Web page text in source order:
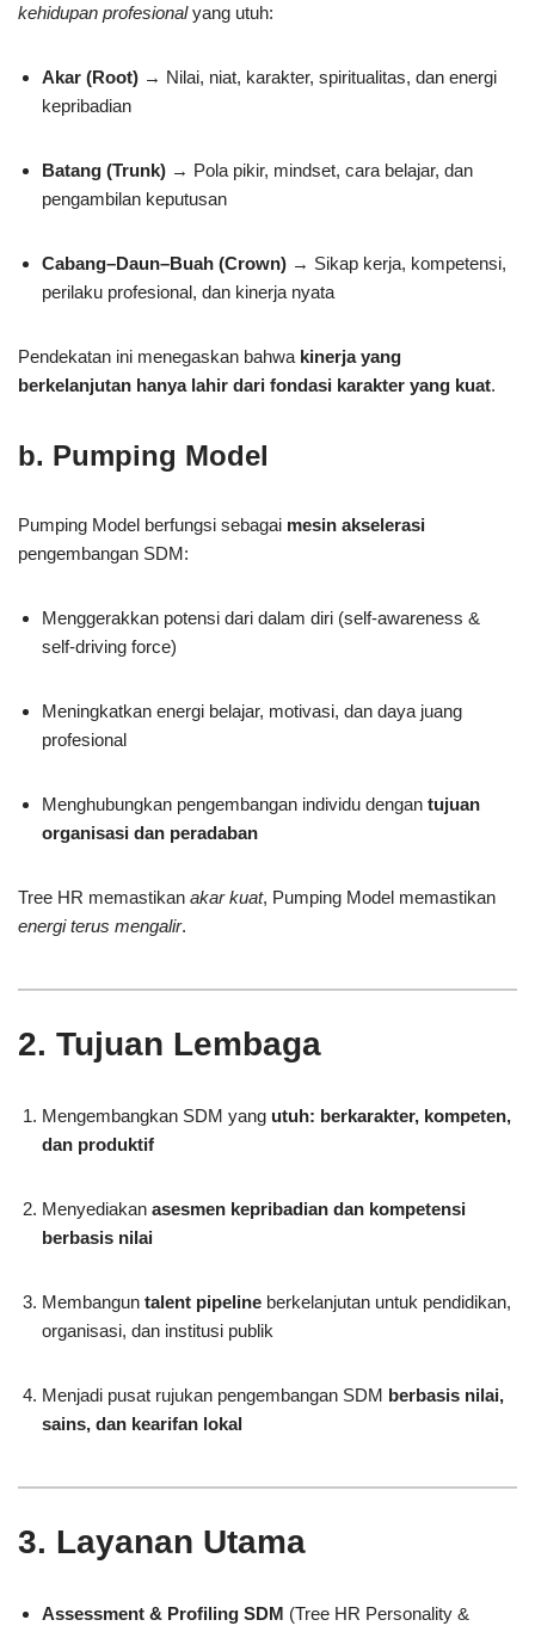
kehidupan profesionalyang utuh:
Akar (Root) → Nilai, niat, karakter, spiritualitas, dan energi
kepribadian
Batang (Trunk) → Pola pikir, mindset, cara belajar, dan
pengambilan keputusan
Cabang–Daun–Buah (Crown) → Sikap kerja, kompetensi,
perilaku profesional, dan kinerja nyata
Pendekatan ini menegaskan bahwa kinerja yang
berkelanjutan hanya lahir dari fondasi karakter yang kuat.
b. Pumping Model
Pumping Model berfungsi sebagai mesin akselerasi
pengembangan SDM:
Menggerakkan potensi dari dalam diri (self-awareness &
self-driving force)
Meningkatkan energi belajar, motivasi, dan daya juang
profesional
Menghubungkan pengembangan individu dengan tujuan
organisasi dan peradaban
Tree HR memastikan akar kuat, Pumping Model memastikan
energi terus mengalir.
2. Tujuan Lembaga
Mengembangkan SDM yang utuh: berkarakter, kompeten,
dan produktif
Menyediakan asesmen kepribadian dan kompetensi
berbasis nilai
Membangun talent pipeline berkelanjutan untuk pendidikan,
organisasi, dan institusi publik
Menjadi pusat rujukan pengembangan SDM berbasis nilai,
sains, dan kearifan lokal
3. Layanan Utama
Assessment & Profiling SDM (Tree HR Personality &